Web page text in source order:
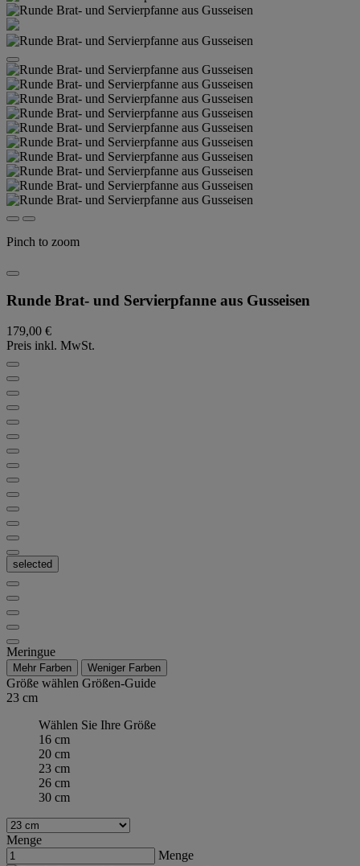
Pinch to zoom
Runde Brat- und Servierpfanne aus Gusseisen
179,00 €
Preis inkl. MwSt.
selected
Meringue
Mehr Farben Weniger Farben
Größe wählen Größen-Guide
23 cm
Wählen Sie Ihre Größe
16 cm
20 cm
23 cm
26 cm
30 cm
Menge
Menge